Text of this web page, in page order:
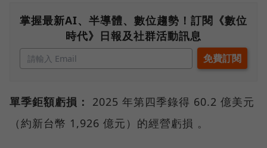
掌握最新AI、半導體、數位趨勢！訂閱《數位
時代》日報及社群活動訊息
單季鉅額虧損：
2025 年第四季錄得 60.2 億美元
（約新台幣 1,926 億元）的經營虧損 。